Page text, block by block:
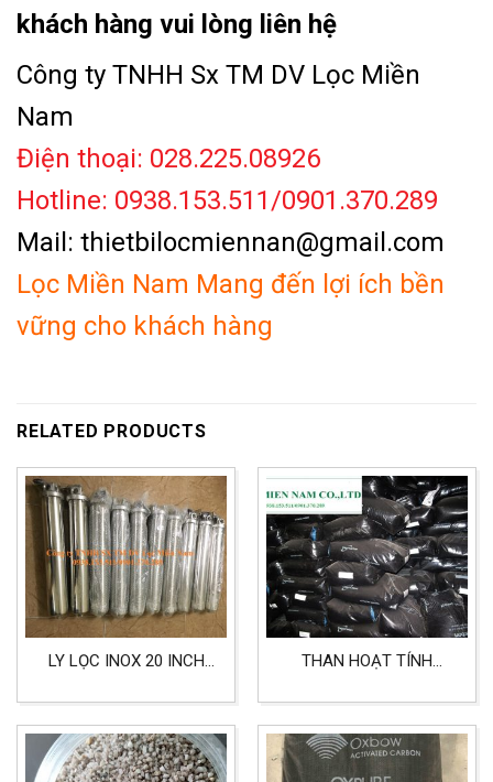
khách hàng vui lòng liên hệ
Công ty TNHH Sx TM DV Lọc Miền
Nam
Điện thoại: 028.225.08926
Hotline: 0938.153.511/0901.370.289
Mail: thietbilocmiennan@gmail.com
Lọc Miền Nam Mang đến lợi ích bền
vững cho khách hàng
RELATED PRODUCTS
LY LỌC INOX 20 INCH
DÙNG CHO LỌC NƯỚC,
LỌC KHÍ, LỌC THỰC
PHẨM, LỌC CÔNG
NGHIỆP
THAN HOẠT TÍNH
THỰC PHẨM, LỌC KHỬ
ĐỘC TỐ